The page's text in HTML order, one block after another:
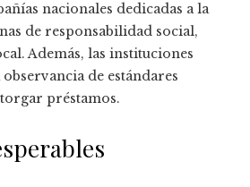
nacionales dedicadas a la
de responsabilidad social,
Además, las instituciones
de estándares
préstamos.